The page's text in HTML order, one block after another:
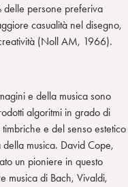
delle persone preferiva
casualità nel disegno,
(Noll AM, 1966).
e della musica sono
algoritmi in grado di
e del senso estetico
musica. David Cope,
un pioniere in questo
musica di Bach, Vivaldi,